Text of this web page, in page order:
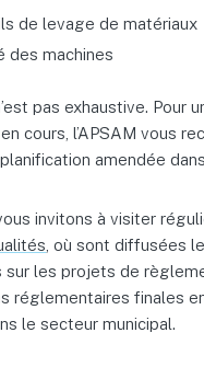
de levage de matériaux
des machines
pas exhaustive. Pour
cours, l’APSAM vous
amendée
invitons à visiter
, où sont diffusées
sur les projets de
réglementaires finales
le secteur municipal.